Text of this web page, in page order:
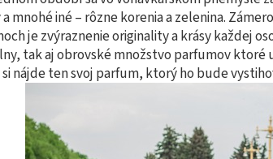
mnohé iné – rôzne korenia a zelenina.
je zvýraznenie originality a krásy každej
tak aj obrovské množstvo parfumov
nájde ten svoj parfum, ktorý ho bude
PARFÉMOV MAGNETIFICO PRE
€24
€40,99